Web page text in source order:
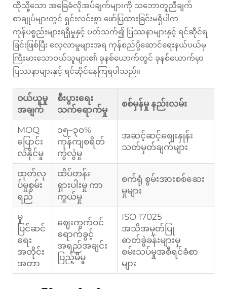
ထိုသို့သော အခြေခံလိုအပ်ချက်များကို သဘောတူညီချက်
စာချုပ်များတွင် ရှင်းလင်းစွာ ဖော်ပြထားခြင်းမရှိပါက
ကုန်ပစ္စည်းများရရှိမှုနှင့် ပတ်သက်၍ ပြဿနာများနှင့် ရင်ဆိုင်ရ
ခြင်းဖြစ်ပြီး လေ့လာမှုများအရ ကုန်စည်ပို့ဆောင်ရေးနယ်ပယ်မှ
ကြီးမားသောဝယ်သူများ၏ ခုနစ်ယောက်တွင် ခုနစ်ယောက်မှာ
ပြဿနာများနှင့် ရင်ဆိုင်နေကြရပါသည်။
ဝယ်ယူမှု
အချက်
စီးပွားရေး
သက်ရောက်မှု
စစ်မှန်မှု နည်းလမ်း
MOQ
ပြောင်း
လဲနိုင်မှု
၁၅–၃၀%
ကုန်ကျစရိတ်
ကွဲလွဲမှု
အဆင့်ဆင့်စျေးနှုန်း
သတ်မှတ်ချက်များ
ထုတ်လု
ပ်မှုစွမ်း
ရည်
ထိပ်တန်း
ရှားပါးမှု ကာ
ကွယ်မှု
စက်ရုံ စွမ်းအားစစ်ဆေး
မှုများ
မှု
ပြင်ဆင်
ရေး
အတိုင်း
အတာ
ဈေးကွက်ဝင်
ရောက်ခွင့်
အရည်အချင်း
ပြည့်မီမှု
ISO 17025
အသိအမှတ်ပြု
ဓာတ်ခွဲခန်းများမှ
စမ်းသပ်မှုအစီရင်ခံစာ
များ